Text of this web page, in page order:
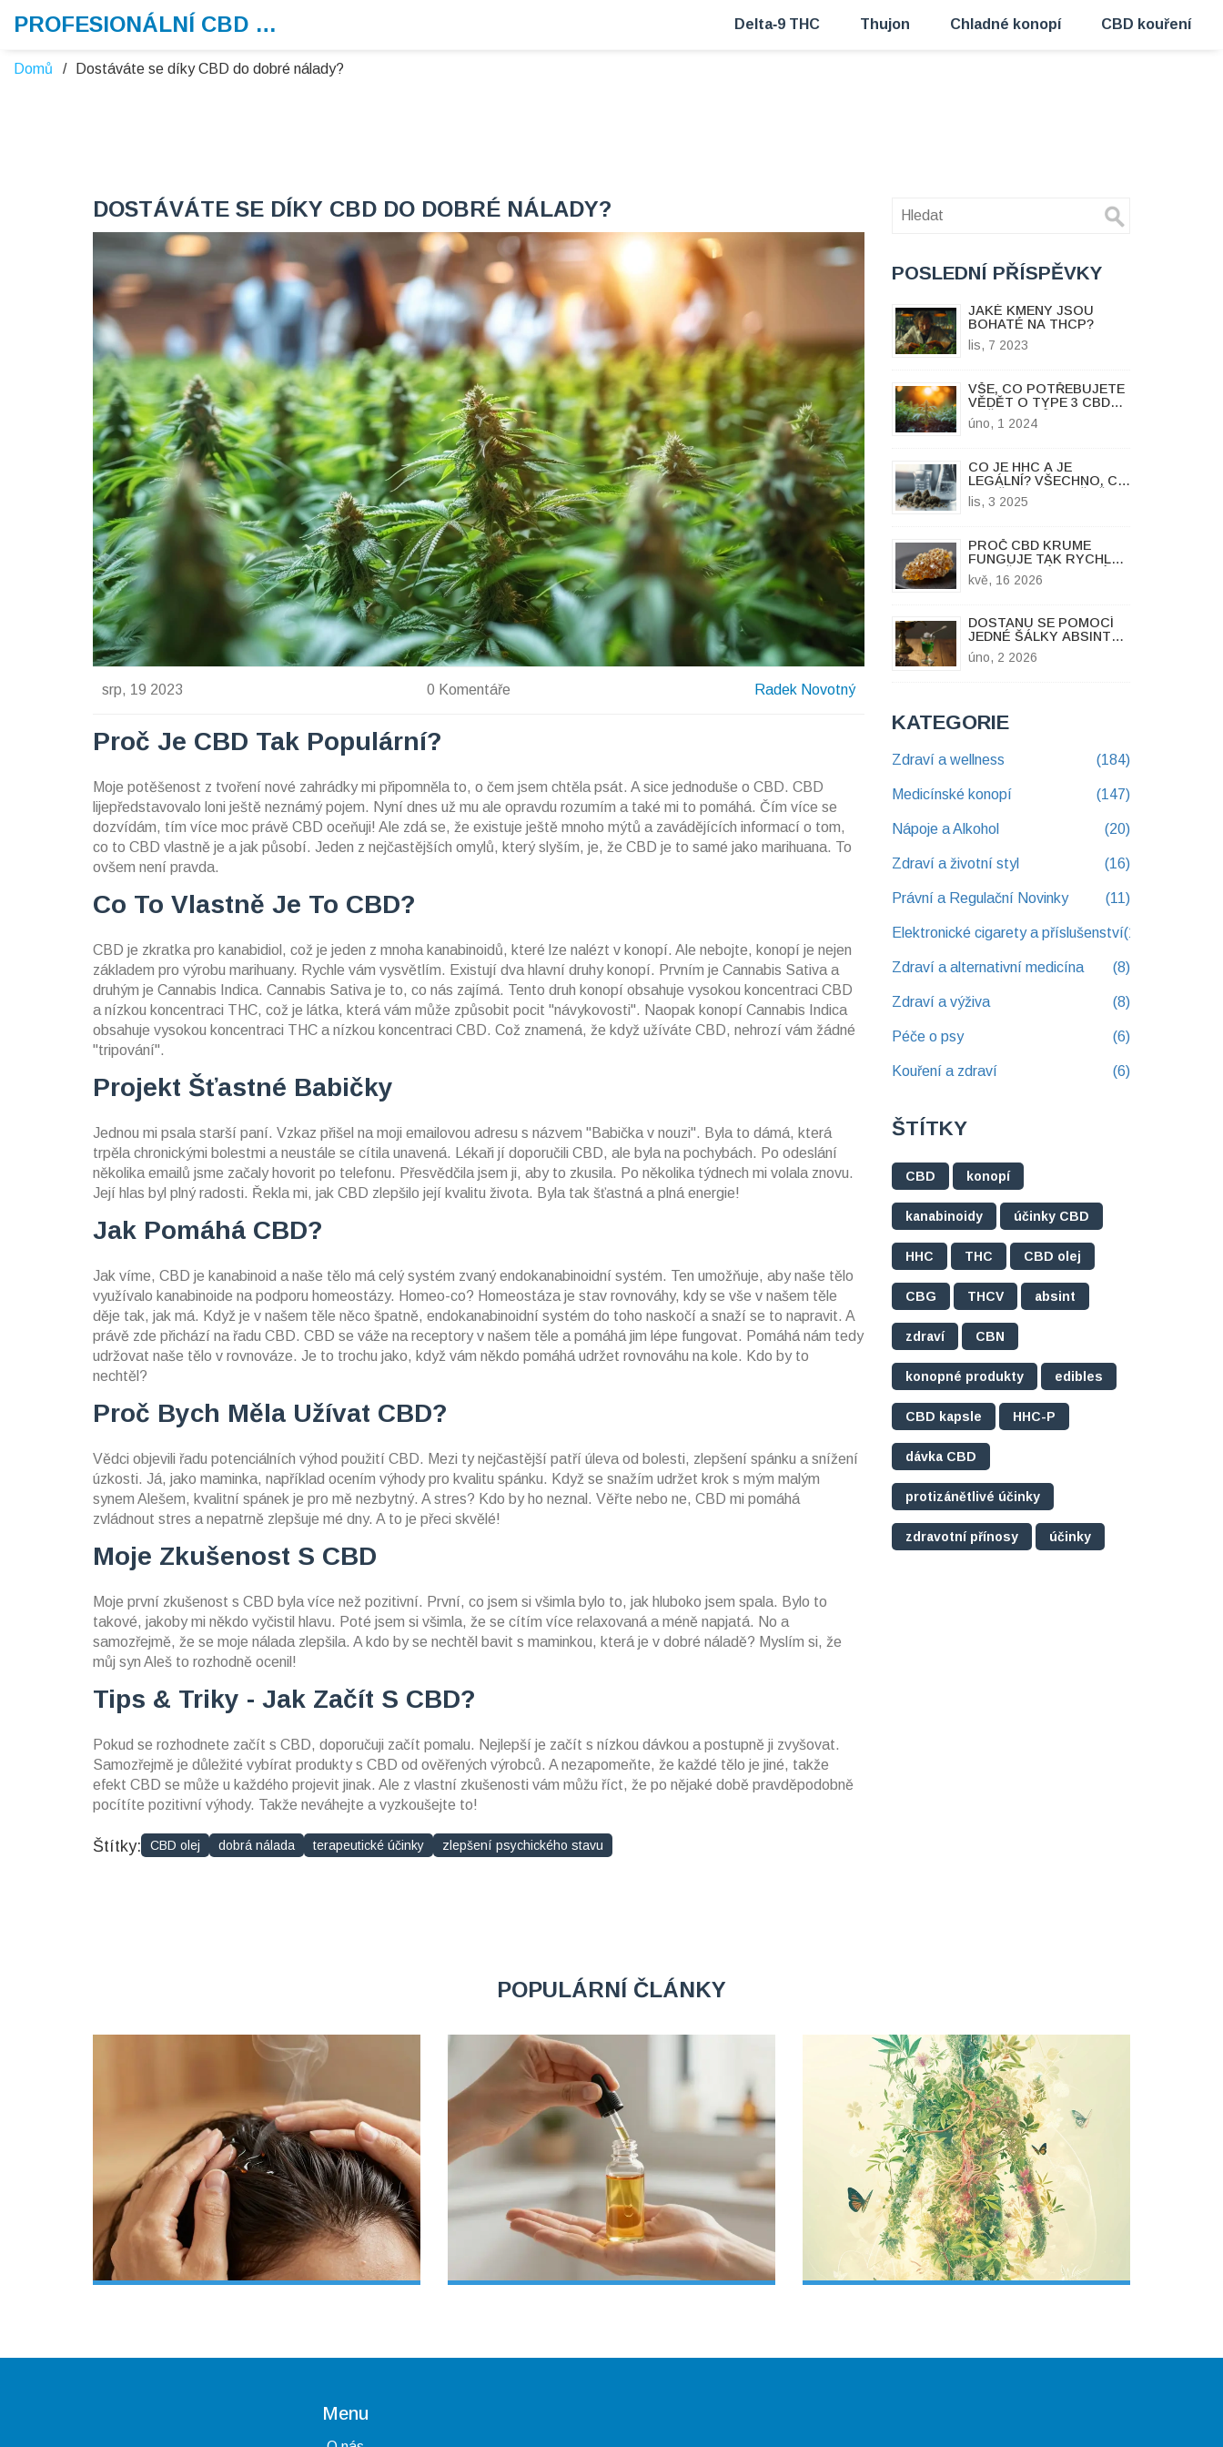
PROFESIONÁLNÍ CBD VAPE Delta‑9 THC Thujon Chladné konopí CBD kouření
Domů Dostáváte se díky CBD do dobré nálady?
DOSTÁVÁTE SE DÍKY CBD DO DOBRÉ NÁLADY?
srp, 19 2023 0 Komentáře Radek Novotný
Proč Je CBD Tak Populární?
Moje potěšenost z tvoření nové zahrádky mi připomněla to, o čem jsem chtěla psát. A sice jednoduše o CBD. CBD
lijepředstavovalo loni ještě neznámý pojem. Nyní dnes už mu ale opravdu rozumím a také mi to pomáhá. Čím více se
dozvídám, tím více moc právě CBD oceňuji! Ale zdá se, že existuje ještě mnoho mýtů a zavádějících informací o tom,
co to CBD vlastně je a jak působí. Jeden z nejčastějších omylů, který slyším, je, že CBD je to samé jako marihuana. To
ovšem není pravda.
Co To Vlastně Je To CBD?
CBD je zkratka pro kanabidiol, což je jeden z mnoha kanabinoidů, které lze nalézt v konopí. Ale nebojte, konopí je nejen
základem pro výrobu marihuany. Rychle vám vysvětlím. Existují dva hlavní druhy konopí. Prvním je Cannabis Sativa a
druhým je Cannabis Indica. Cannabis Sativa je to, co nás zajímá. Tento druh konopí obsahuje vysokou koncentraci CBD
a nízkou koncentraci THC, což je látka, která vám může způsobit pocit "návykovosti". Naopak konopí Cannabis Indica
obsahuje vysokou koncentraci THC a nízkou koncentraci CBD. Což znamená, že když užíváte CBD, nehrozí vám žádné
"tripování".
Projekt Šťastné Babičky
Jednou mi psala starší paní. Vzkaz přišel na moji emailovou adresu s názvem "Babička v nouzi". Byla to dámá, která
trpěla chronickými bolestmi a neustále se cítila unavená. Lékaři jí doporučili CBD, ale byla na pochybách. Po odeslání
několika emailů jsme začaly hovorit po telefonu. Přesvědčila jsem ji, aby to zkusila. Po několika týdnech mi volala znovu.
Její hlas byl plný radosti. Řekla mi, jak CBD zlepšilo její kvalitu života. Byla tak šťastná a plná energie!
Jak Pomáhá CBD?
Jak víme, CBD je kanabinoid a naše tělo má celý systém zvaný endokanabinoidní systém. Ten umožňuje, aby naše tělo
využívalo kanabinoide na podporu homeostázy. Homeo-co? Homeostáza je stav rovnováhy, kdy se vše v našem těle
děje tak, jak má. Když je v našem těle něco špatně, endokanabinoidní systém do toho naskočí a snaží se to napravit. A
právě zde přichází na řadu CBD. CBD se váže na receptory v našem těle a pomáhá jim lépe fungovat. Pomáhá nám tedy
udržovat naše tělo v rovnováze. Je to trochu jako, když vám někdo pomáhá udržet rovnováhu na kole. Kdo by to
nechtěl?
Proč Bych Měla Užívat CBD?
Vědci objevili řadu potenciálních výhod použití CBD. Mezi ty nejčastější patří úleva od bolesti, zlepšení spánku a snížení
úzkosti. Já, jako maminka, například ocením výhody pro kvalitu spánku. Když se snažím udržet krok s mým malým
synem Alešem, kvalitní spánek je pro mě nezbytný. A stres? Kdo by ho neznal. Věřte nebo ne, CBD mi pomáhá
zvládnout stres a nepatrně zlepšuje mé dny. A to je přeci skvělé!
Moje Zkušenost S CBD
Moje první zkušenost s CBD byla více než pozitivní. První, co jsem si všimla bylo to, jak hluboko jsem spala. Bylo to
takové, jakoby mi někdo vyčistil hlavu. Poté jsem si všimla, že se cítím více relaxovaná a méně napjatá. No a
samozřejmě, že se moje nálada zlepšila. A kdo by se nechtěl bavit s maminkou, která je v dobré náladě? Myslím si, že
můj syn Aleš to rozhodně ocenil!
Tips & Triky - Jak Začít S CBD?
Pokud se rozhodnete začít s CBD, doporučuji začít pomalu. Nejlepší je začít s nízkou dávkou a postupně ji zvyšovat.
Samozřejmě je důležité vybírat produkty s CBD od ověřených výrobců. A nezapomeňte, že každé tělo je jiné, takže
efekt CBD se může u každého projevit jinak. Ale z vlastní zkušenosti vám můžu říct, že po nějaké době pravděpodobně
pocítíte pozitivní výhody. Takže neváhejte a vyzkoušejte to!
Štítky: CBD olej dobrá nálada terapeutické účinky zlepšení psychického stavu
POSLEDNÍ PŘÍSPĚVKY
JAKÉ KMENY JSOU
BOHATÉ NA THCP?
lis, 7 2023
VŠE, CO POTŘEBUJETE
VĚDĚT O TYPE 3 CBD
KVĚTU: PRŮVODCE
ZAČÁTEČNÍKŮ
úno, 1 2024
CO JE HHC A JE
LEGÁLNÍ? VŠECHNO, CO
POTŘEBUJETE VĚDĚT O
HHC KVĚTECH
lis, 3 2025
PROČ CBD KRUME
FUNGUJE TAK RYCHLE?
VYSVĚTLENÍ RYCHLÉHO
ÚČINKU A SPRÁVNÉ
kvě, 16 2026
DOSTANU SE POMOCÍ
JEDNÉ ŠÁLKY ABSINTU
DO OPILOSTI?
úno, 2 2026
KATEGORIE
Zdraví a wellness (184)
Medicínské konopí (147)
Nápoje a Alkohol (20)
Zdraví a životní styl (16)
Právní a Regulační Novinky (11)
Elektronické cigarety a příslušenství(10)
Zdraví a alternativní medicína (8)
Zdraví a výživa (8)
Péče o psy (6)
Kouření a zdraví (6)
ŠTÍTKY
CBD konopí
kanabinoidy účinky CBD
HHC THC CBD olej
CBG THCV absint
zdraví CBN
konopné produkty edibles
CBD kapsle HHC-P
dávka CBD
protizánětlivé účinky
zdravotní přínosy účinky
POPULÁRNÍ ČLÁNKY
Menu